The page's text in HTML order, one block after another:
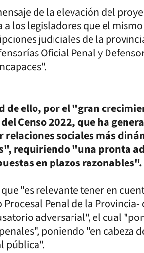
de la elevación del
a los legisladores que el
judiciales de la
Oficial Penal y
de ello, por el "gran
Censo 2022, que ha
sociales más
requiriendo "una pronta
en plazos razonables".
"es relevante tener en
Penal de la
adversarial", el cual
poniendo "en cabeza
pública".